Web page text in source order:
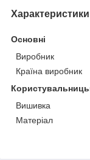
Характеристики
Основні
Виробник
Країна виробник
Вишивка
Матеріал